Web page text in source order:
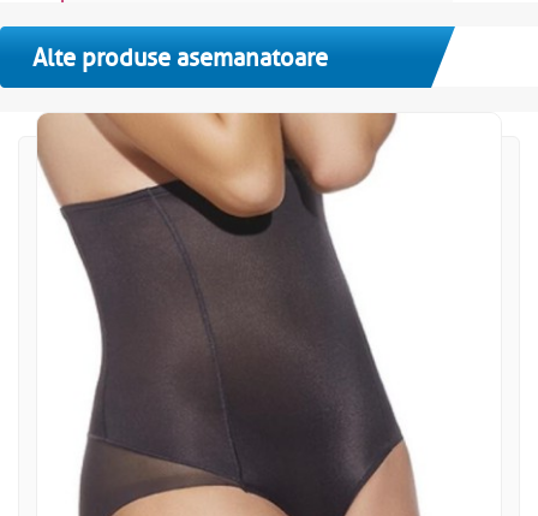
Alte produse asemanatoare